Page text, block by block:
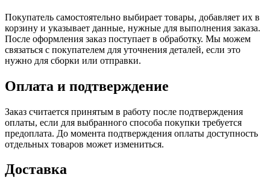
Покупатель самостоятельно выбирает товары, добавляет их в
корзину и указывает данные, нужные для выполнения заказа.
После оформления заказ поступает в обработку. Мы можем
связаться с покупателем для уточнения деталей, если это
нужно для сборки или отправки.
Оплата и подтверждение
Заказ считается принятым в работу после подтверждения
оплаты, если для выбранного способа покупки требуется
предоплата. До момента подтверждения оплаты доступность
отдельных товаров может измениться.
Доставка